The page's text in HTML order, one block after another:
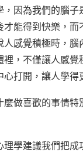
，因為我們的腦子
才能得到快樂，而
人感覺積極時，腦
裡，不僅讓人感覺
打開，讓人學得
麼做喜歡的事情
理學建議我們把成